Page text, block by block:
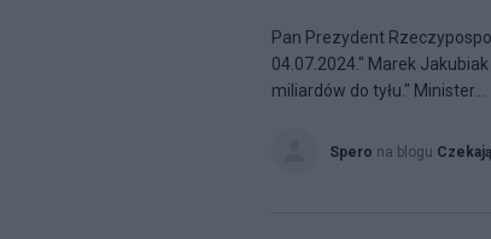
Pan Prezydent
04.07.2024." Marek
miliardów do tyłu." Minister...
Spero na blogu